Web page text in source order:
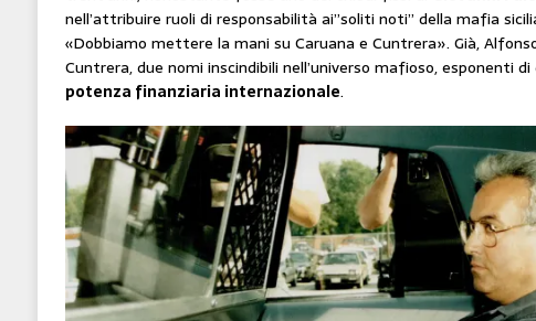
nell’attribuire ruoli di responsabilità ai”soliti noti” della mafia
«Dobbiamo mettere la mani su Caruana e Cuntrera». Già,
Cuntrera, due nomi inscindibili nell’universo mafioso, esponenti di
potenza finanziaria internazionale.